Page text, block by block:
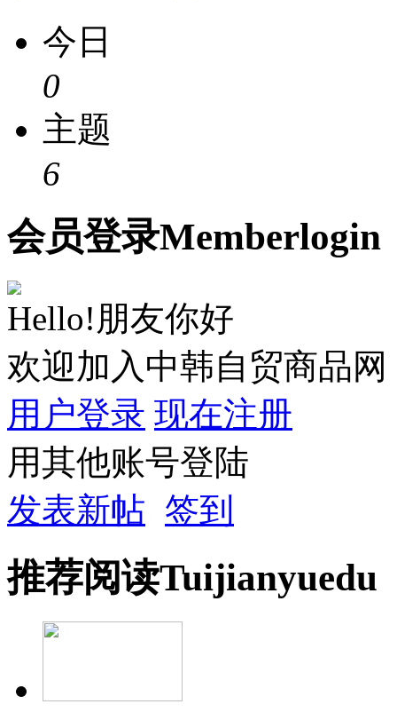
今日
0
主题
6
会员登录Memberlogin
Hello!朋友你好
欢迎加入中韩自贸商品网
用户登录 现在注册
用其他账号登陆
发表新帖 签到
推荐阅读Tuijianyuedu